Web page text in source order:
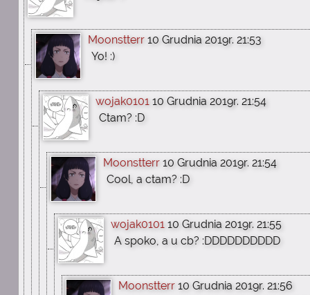
Moonstterr 10 Grudnia 2019r. 21:53
Yo! :)
wojak0101 10 Grudnia 2019r. 21:54
Ctam? :D
Moonstterr 10 Grudnia 2019r. 21:54
Cool, a ctam? :D
wojak0101 10 Grudnia 2019r. 21:55
A spoko, a u cb? :DDDDDDDDDD
Moonstterr 10 Grudnia 2019r. 21:56